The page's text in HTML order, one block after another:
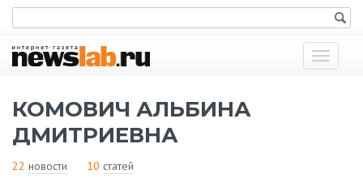
Показать
меню
КОМОВИЧ АЛЬБИНА
ДМИТРИЕВНА
22 новости 10 статей